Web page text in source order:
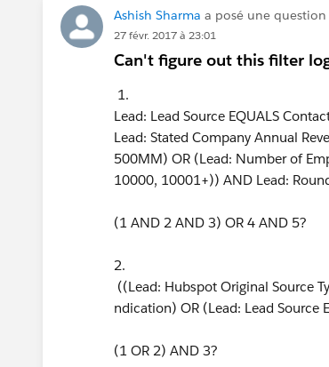
Ashish Sharma a posé une question
27 févr. 2017 à 23:01
Can't figure out this filter
1.
Lead: Lead Source EQUALS
Lead: Stated Company Annual
500MM) OR (Lead: Number of
10000, 10001+)) AND Lead:
(1 AND 2 AND 3) OR 4 AND 5?
2.
((Lead: Hubspot Original Source
ndication) OR (Lead: Lead Source
(1 OR 2) AND 3?